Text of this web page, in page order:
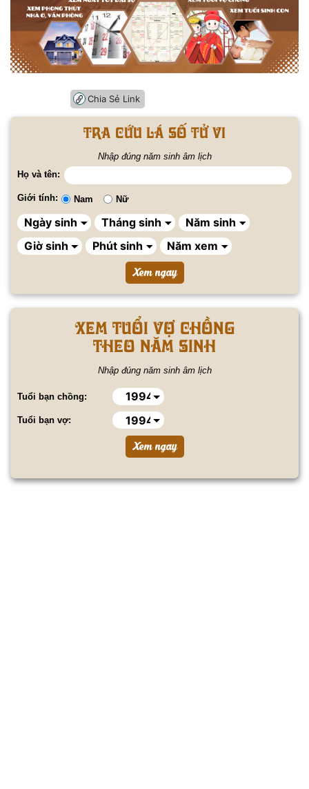
Chia Sẻ Link
Tra cứu lá số tử vi
Nhập đúng năm sinh âm lịch
Họ và tên:
Giới tính: Nam Nữ
Xem tuổi vợ chồng
theo năm sinh
Nhập đúng năm sinh âm lịch
Tuổi bạn chồng:
Tuổi bạn vợ: